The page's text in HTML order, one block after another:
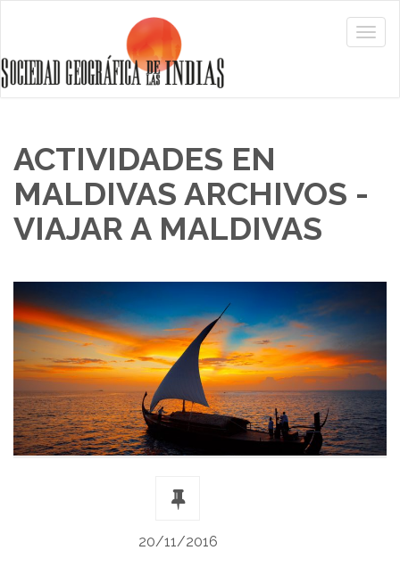
ACTIVIDADES EN
MALDIVAS ARCHIVOS -
VIAJAR A MALDIVAS
20/11/2016